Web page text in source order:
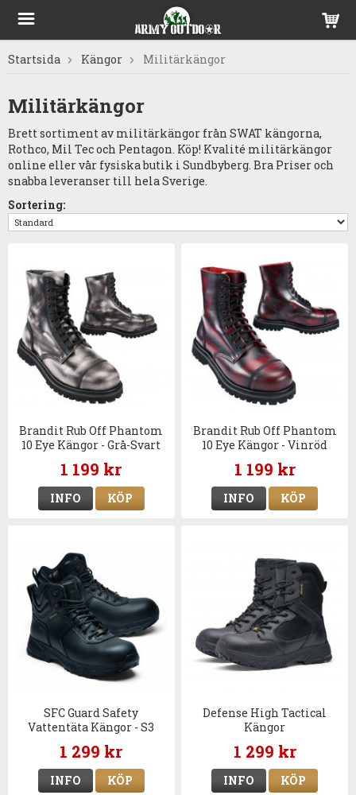
Startsida Kängor Militärkängor
Militärkängor
Brett sortiment av militärkängor från SWAT kängorna,
Rothco, Mil Tec och Pentagon. Köp! Kvalité militärkängor
online eller vår fysiska butik i Sundbyberg. Bra Priser och
snabba leveranser till hela Sverige.
Sortering:
Brandit Rub Off Phantom
10 Eye Kängor - Grå-Svart
1 199 kr
INFO KÖP
Brandit Rub Off Phantom
10 Eye Kängor - Vinröd
1 199 kr
INFO KÖP
SFC Guard Safety
Vattentäta Kängor - S3
1 299 kr
INFO KÖP
Defense High Tactical
Kängor
1 299 kr
INFO KÖP